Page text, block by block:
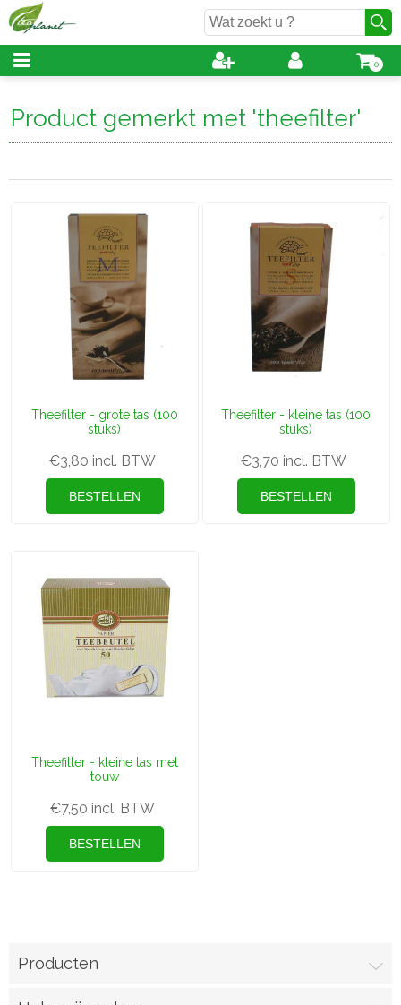
0
Product gemerkt met 'theefilter'
Theefilter - grote tas (100
stuks)
€3,80 incl. BTW
Theefilter - kleine tas (100
stuks)
€3,70 incl. BTW
Theefilter - kleine tas met
touw
€7,50 incl. BTW
Producten